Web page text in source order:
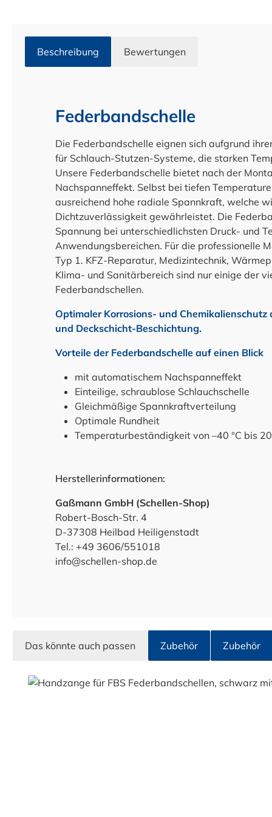
Beschreibung Bewertungen
Federbandschelle
Die Federbandschelle eignen sich aufgrund
für Schlauch-Stutzen-Systeme, die starken
Unsere Federbandschelle bietet nach der
Nachspanneffekt. Selbst bei tiefen
ausreichend hohe radiale Spannkraft, welche
Dichtzuverlässigkeit gewährleistet. Die
Spannung bei unterschiedlichsten Druck- und
Anwendungsbereichen. Für die professionelle
Typ 1. KFZ-Reparatur, Medizintechnik,
Klima- und Sanitärbereich sind nur einige der
Federbandschellen.
Optimaler Korrosions- und
und Deckschicht-Beschichtung.
Vorteile der Federbandschelle auf einen Blick
mit automatischem Nachspanneffekt
Einteilige, schraublose Schlauchschelle
Gleichmäßige Spannkraftverteilung
Optimale Rundheit
Temperaturbeständigkeit von –40 °C bis
Herstellerinformationen:
Gaßmann GmbH (Schellen-Shop)
Robert-Bosch-Str. 4
D-37308 Heilbad Heiligenstadt
Tel.: +49 3606/551018
info@schellen-shop.de
Das könnte auch passen Zubehör Zubehör
Produktgalerie überspringen